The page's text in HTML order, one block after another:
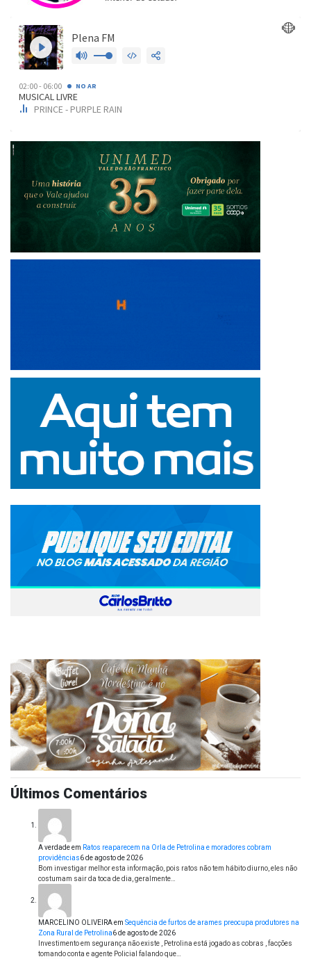
Últimos Comentários
A verdadeem Ratos reaparecem na Orla de Petrolina e moradores cobram
providências6 de agosto de 2026
Bom investigar melhor esta informação, pois ratos não tem hábito diurno, eles não
costumam sair da toca de dia, geralmente…
MARCELINO OLIVEIRAem Sequência de furtos de arames preocupa produtores na
Zona Rural de Petrolina6 de agosto de 2026
Investimento em segurança não existe , Petrolina está jogado as cobras , facções
tomando conta e agente Policial falando que…